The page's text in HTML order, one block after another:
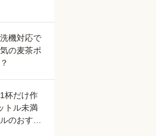
機対応で
の麦茶ポ
杯だけ作
トル未満
のおすす